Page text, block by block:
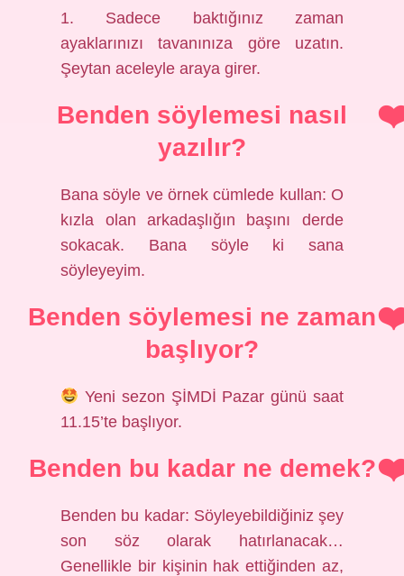
1. Sadece baktığınız zaman
ayaklarınızı tavanınıza göre uzatın.
Şeytan aceleyle araya girer.
Benden söylemesi nasıl
yazılır?
Bana söyle ve örnek cümlede kullan: O
kızla olan arkadaşlığın başını derde
sokacak. Bana söyle ki sana
söyleyeyim.
Benden söylemesi ne zaman
başlıyor?
Yeni sezon ŞİMDİ Pazar günü saat
11.15’te başlıyor.
Benden bu kadar ne demek?
Benden bu kadar: Söyleyebildiğiniz şey
son söz olarak hatırlanacak…
Genellikle bir kişinin hak ettiğinden az,